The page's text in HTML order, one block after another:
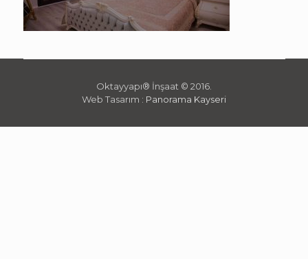
Oktayyapı® İnşaat © 2016.
Web Tasarım : Panorama Kayseri